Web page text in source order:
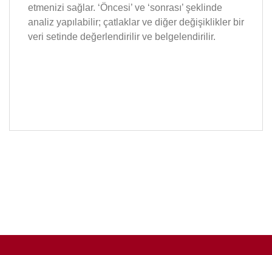
etmenizi sağlar. ‘Öncesi’ ve ‘sonrası’ şeklinde
analiz yapılabilir; çatlaklar ve diğer değişiklikler bir
veri setinde değerlendirilir ve belgelendirilir.